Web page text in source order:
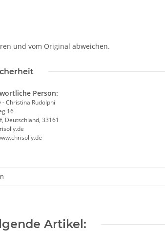
und vom Original abweichen.
Person:
- Christina Rudolphi
16
Deutschland, 33161
Artikel: